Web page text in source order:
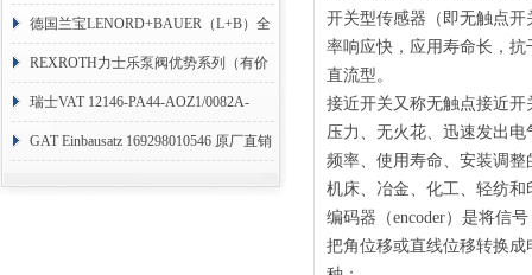
RHM3050MR081A01
德国兰宝LENORD+BAUER（L+B）全
系列编码器
REXROTH力士乐泵阀优势系列（有价
目表）
瑞士VAT 12146-PA44-AOZ1/0082A-
1173938
GAT Einbausatz 169298010546 原厂直销
开关型传感器（即无触点
率响应快，应用寿命长，
直流型。
接近开关又称无触点接近
压力、无火花、迅速发出
频率、使用寿命、安装调
机床、冶金、化工、轻纺
编码器（encoder）是将信
把角位移或直线位移转换